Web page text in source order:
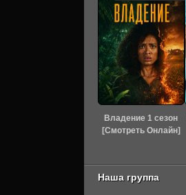
Онлайн]
Владение 1 сезон
[Смотреть Онлайн]
Наша группа